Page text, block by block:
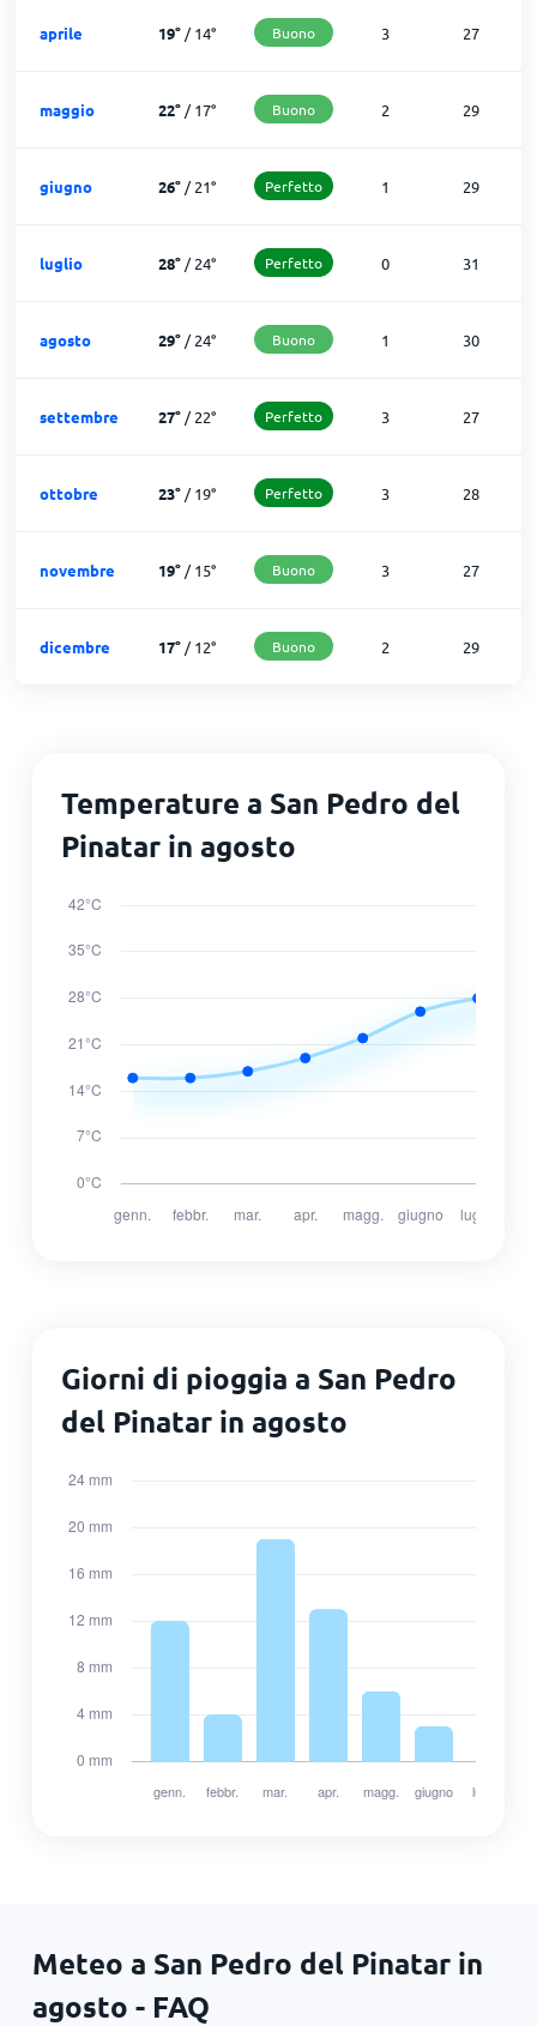
aprile 19°/14° Buono 3 27
maggio 22°/17° Buono 2 29
giugno 26°/21° Perfetto 1 29
luglio 28°/24° Perfetto 0 31
agosto 29°/24° Buono 1 30
settembre 27°/22° Perfetto 3 27
ottobre 23°/19° Perfetto 3 28
novembre 19°/15° Buono 3 27
dicembre 17°/12° Buono 2 29
Temperature a San Pedro del
Pinatar in agosto
Giorni di pioggia a San Pedro
del Pinatar in agosto
Meteo a San Pedro del Pinatar in
agosto - FAQ